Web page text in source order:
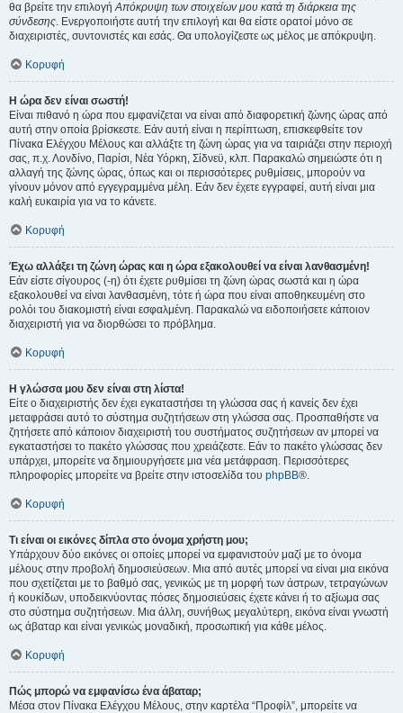
θα βρείτε την επιλογήΑπόκρυψη των στοιχείων μου κατά τη διάρκεια της
σύνδεσης. Ενεργοποιήστε αυτή την επιλογή και θα είστε ορατοί μόνο σε
διαχειριστές, συντονιστές και εσάς. Θα υπολογίζεστε ως μέλος με απόκρυψη.
Κορυφή
Η ώρα δεν είναι σωστή!
Είναι πιθανό η ώρα που εμφανίζεται να είναι από διαφορετική ζώνης ώρας από
αυτή στην οποία βρίσκεστε. Εάν αυτή είναι η περίπτωση, επισκεφθείτε τον
Πίνακα Ελέγχου Μέλους και αλλάξτε τη ζώνη ώρας για να ταιριάζει στην περιοχή
σας, π.χ. Λονδίνο, Παρίσι, Νέα Υόρκη, Σίδνεϋ, κλπ. Παρακαλώ σημειώστε ότι η
αλλαγή της ζώνης ώρας, όπως και οι περισσότερες ρυθμίσεις, μπορούν να
γίνουν μόνον από εγγεγραμμένα μέλη. Εάν δεν έχετε εγγραφεί, αυτή είναι μια
καλή ευκαιρία για να το κάνετε.
Κορυφή
Έχω αλλάξει τη ζώνη ώρας και η ώρα εξακολουθεί να είναι λανθασμένη!
Εάν είστε σίγουρος (-η) ότι έχετε ρυθμίσει τη ζώνη ώρας σωστά και η ώρα
εξακολουθεί να είναι λανθασμένη, τότε ή ώρα που είναι αποθηκευμένη στο
ρολόι του διακομιστή είναι εσφαλμένη. Παρακαλώ να ειδοποιήσετε κάποιον
διαχειριστή για να διορθώσει το πρόβλημα.
Κορυφή
Η γλώσσα μου δεν είναι στη λίστα!
Είτε ο διαχειριστής δεν έχει εγκαταστήσει τη γλώσσα σας ή κανείς δεν έχει
μεταφράσει αυτό το σύστημα συζητήσεων στη γλώσσα σας. Προσπαθήστε να
ζητήσετε από κάποιον διαχειριστή του συστήματος συζητήσεων αν μπορεί να
εγκαταστήσει το πακέτο γλώσσας που χρειάζεστε. Εάν το πακέτο γλώσσας δεν
υπάρχει, μπορείτε να δημιουργήσετε μια νέα μετάφραση. Περισσότερες
πληροφορίες μπορείτε να βρείτε στην ιστοσελίδα του phpBB®.
Κορυφή
Τι είναι οι εικόνες δίπλα στο όνομα χρήστη μου;
Υπάρχουν δύο εικόνες οι οποίες μπορεί να εμφανιστούν μαζί με το όνομα
μέλους στην προβολή δημοσιεύσεων. Μια από αυτές μπορεί να είναι μια εικόνα
που σχετίζεται με το βαθμό σας, γενικώς με τη μορφή των άστρων, τετραγώνων
ή κουκίδων, υποδεικνύοντας πόσες δημοσιεύσεις έχετε κάνει ή το αξίωμα σας
στο σύστημα συζητήσεων. Μια άλλη, συνήθως μεγαλύτερη, εικόνα είναι γνωστή
ως άβαταρ και είναι γενικώς μοναδική, προσωπική για κάθε μέλος.
Κορυφή
Πώς μπορώ να εμφανίσω ένα άβαταρ;
Μέσα στον Πίνακα Ελέγχου Μέλους, στην καρτέλα “Προφίλ”, μπορείτε να